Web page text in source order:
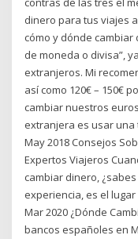
dinero para tus viajes
cómo y dónde
de moneda o divisa”,
extranjeros. Mi
así como 120€ – 150€
cambiar nuestros
extranjera es usar
May 2018 Consejos
Expertos Viajeros
cambiar dinero,
experiencia, es el
Mar 2020 ¿Dónde
bancos españoles en